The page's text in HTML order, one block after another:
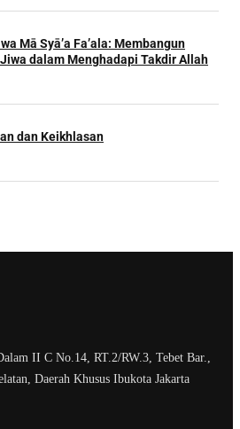
Mā Syā’a Fa’ala: Membangun
dalam Menghadapi Takdir Allah
dan Keikhlasan
II C No.14, RT.2/RW.3, Tebet Bar.,
Daerah Khusus Ibukota Jakarta